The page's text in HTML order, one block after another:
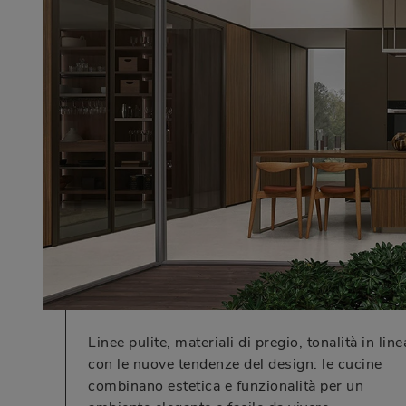
Linee pulite, materiali di pregio, tonalità in
con le nuove tendenze del design: le cucine
combinano estetica e funzionalità per un